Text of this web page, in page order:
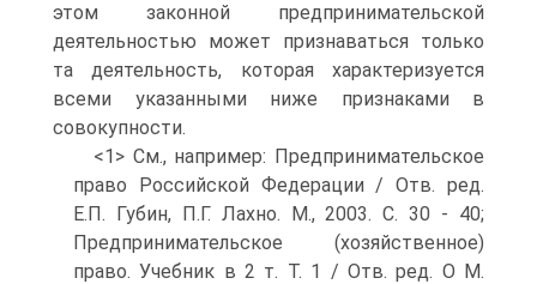
этом законной предпринимательской
деятельностью может признаваться только
та деятельность, которая характеризуется
всеми указанными ниже признаками в
совокупности.
<1> См., например: Предпринимательское
право Российской Федерации / Отв. ред.
Е.П. Губин, П.Г. Лахно. М., 2003. С. 30 - 40;
Предпринимательское (хозяйственное)
право. Учебник в 2 т. Т. 1 / Отв. ред. О М.